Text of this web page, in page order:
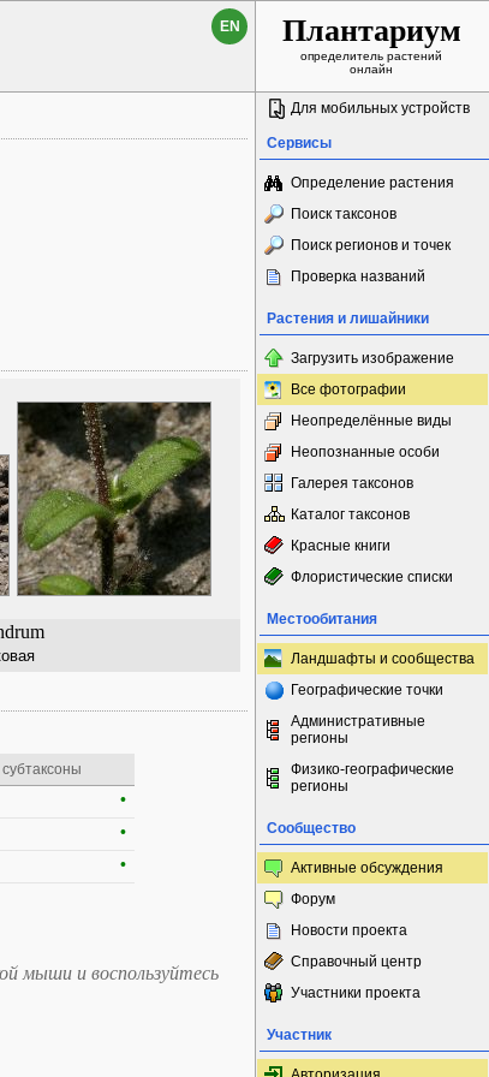
EN Плантариум
определитель растений
онлайн
субтаксоны
•
•
•
мыши и воспользуйтесь
Для мобильных устройств
Сервисы
Определение растения
Поиск таксонов
Поиск регионов и точек
Проверка названий
Растения и лишайники
Загрузить изображение
Все фотографии
Неопределённые виды
Неопознанные особи
Галерея таксонов
Каталог таксонов
Красные книги
Флористические списки
Местообитания
Ландшафты и сообщества
Географические точки
Административные
регионы
Физико-географические
регионы
Сообщество
Активные обсуждения
Форум
Новости проекта
Справочный центр
Участники проекта
Участник